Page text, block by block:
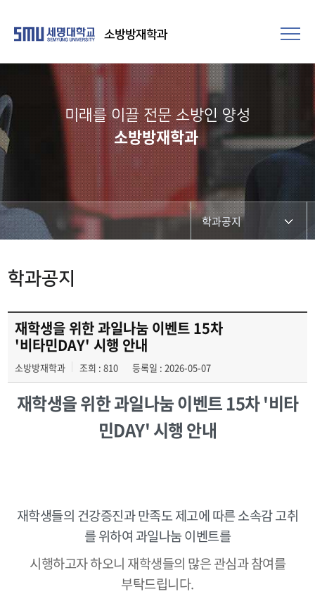
소방방재학과
미래를 이끌 전문 소방인 양성
소방방재학과
학과공지
학사일정
학생회
수험생 Q&A
학과공지
재학생을 위한 과일나눔 이벤트 15차
'비타민DAY' 시행 안내
소방방재학과 조회 : 810 등록일 : 2026-05-07
재학생을 위한 과일나눔 이벤트 15차'비타
민DAY' 시행 안내
재학생들의 건강증진과 만족도 제고에 따른 소속감 고취
를 위하여 과일나눔 이벤트를
시행하고자 하오니 재학생들의 많은 관심과 참여를
부탁드립니다.